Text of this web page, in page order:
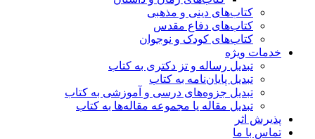
کتاب‌های دینی و مذهبی
کتاب‌های دفاع مقدس
کتاب‌های کودک و نوجوان
خدمات ویژه
تبدیل رساله و تز دکتری به کتاب
تبدیل پایان‌نامه به کتاب
تبدیل جزوه‌های درسی و آموزشی به کتاب
تبدیل مقاله یا مجموعه مقاله‌ها به کتاب
پذیرش اثر
تماس با ما